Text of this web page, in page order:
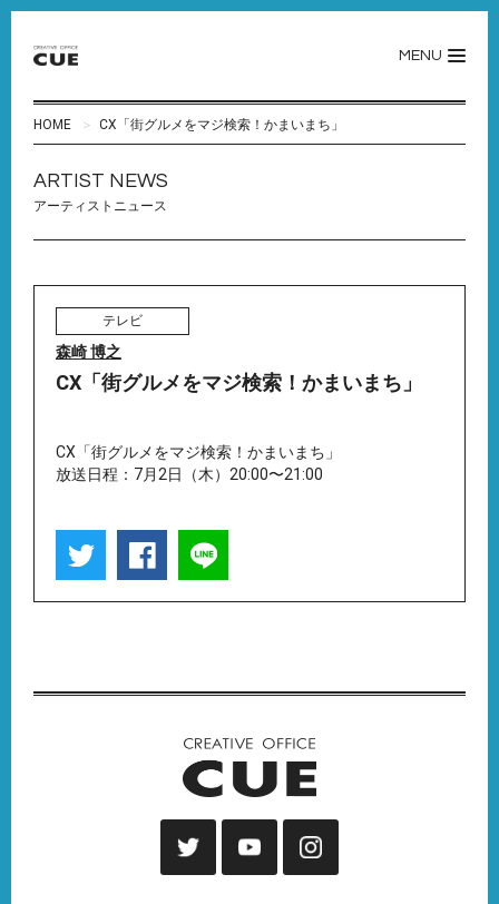
MENU
HOME CX「街グルメをマジ検索！かまいまち」
ARTIST NEWS
アーティストニュース
テレビ
森崎 博之
CX「街グルメをマジ検索！かまいまち」
CX「街グルメをマジ検索！かまいまち」
放送日程：7月2日（木）20:00〜21:00